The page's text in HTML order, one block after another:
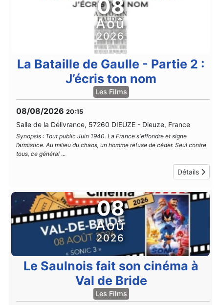
08
Aoû
2026
La Bataille de Gaulle - Partie 2 :
J’écris ton nom
Les Films
08/08/2026 20:15
Salle de la Délivrance, 57260 DIEUZE - Dieuze, France
Synopsis : Tout public Juin 1940. La France s'effondre et signe
l’armistice. Au milieu du chaos, un homme refuse de céder. Seul contre
tous, ce général ...
Détails
08
Aoû
2026
Le Saulnois fait son cinéma à
Val de Bride
Les Films